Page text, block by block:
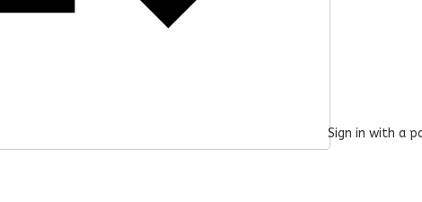
Sign in with a